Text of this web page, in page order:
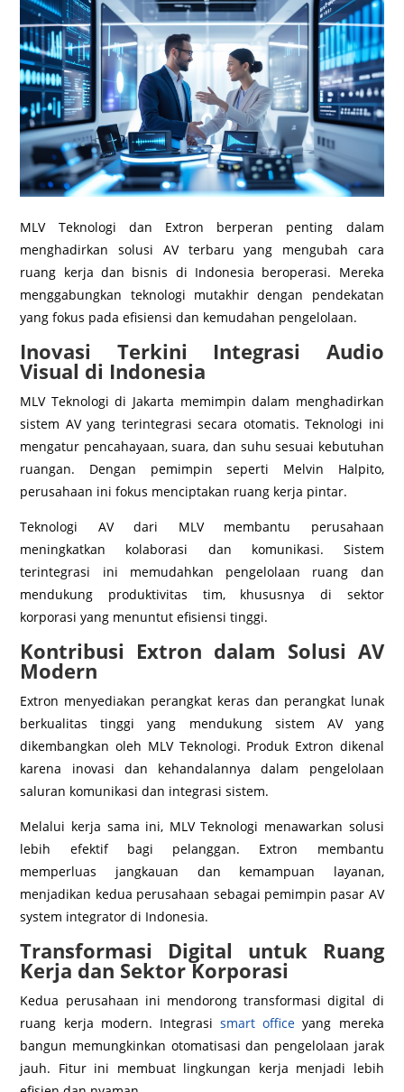
MLV Teknologi dan Extron berperan penting dalam
menghadirkan solusi AV terbaru yang mengubah cara
ruang kerja dan bisnis di Indonesia beroperasi. Mereka
menggabungkan teknologi mutakhir dengan pendekatan
yang fokus pada efisiensi dan kemudahan pengelolaan.
Inovasi Terkini Integrasi Audio
Visual di Indonesia
MLV Teknologi di Jakarta memimpin dalam menghadirkan
sistem AV yang terintegrasi secara otomatis. Teknologi ini
mengatur pencahayaan, suara, dan suhu sesuai kebutuhan
ruangan. Dengan pemimpin seperti Melvin Halpito,
perusahaan ini fokus menciptakan ruang kerja pintar.
Teknologi AV dari MLV membantu perusahaan
meningkatkan kolaborasi dan komunikasi. Sistem
terintegrasi ini memudahkan pengelolaan ruang dan
mendukung produktivitas tim, khususnya di sektor
korporasi yang menuntut efisiensi tinggi.
Kontribusi Extron dalam Solusi AV
Modern
Extron menyediakan perangkat keras dan perangkat lunak
berkualitas tinggi yang mendukung sistem AV yang
dikembangkan oleh MLV Teknologi. Produk Extron dikenal
karena inovasi dan kehandalannya dalam pengelolaan
saluran komunikasi dan integrasi sistem.
Melalui kerja sama ini, MLV Teknologi menawarkan solusi
lebih efektif bagi pelanggan. Extron membantu
memperluas jangkauan dan kemampuan layanan,
menjadikan kedua perusahaan sebagai pemimpin pasar AV
system integrator di Indonesia.
Transformasi Digital untuk Ruang
Kerja dan Sektor Korporasi
Kedua perusahaan ini mendorong transformasi digital di
ruang kerja modern. Integrasismart office yang mereka
bangun memungkinkan otomatisasi dan pengelolaan jarak
jauh. Fitur ini membuat lingkungan kerja menjadi lebih